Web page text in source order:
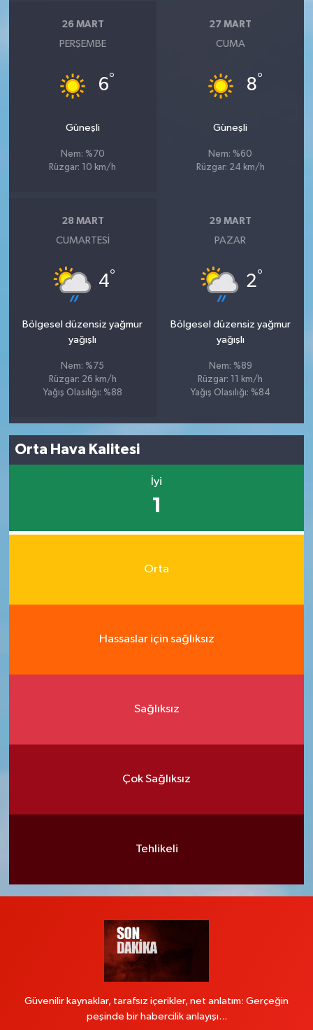
26 MART
PERŞEMBE
6°
Güneşli
Nem: %70
Rüzgar: 10 km/h
27 MART
CUMA
8°
Güneşli
Nem: %60
Rüzgar: 24 km/h
28 MART
CUMARTESI
4°
Bölgesel düzensiz yağmur
yağışlı
Nem: %75
Rüzgar: 26 km/h
Yağış Olasılığı: %88
29 MART
PAZAR
2°
Bölgesel düzensiz yağmur
yağışlı
Nem: %89
Rüzgar: 11 km/h
Yağış Olasılığı: %84
Orta Hava Kalitesi
İyi
1
Orta
Hassaslar için sağlıksız
Sağlıksız
Çok Sağlıksız
Tehlikeli
Güvenilir kaynaklar, tarafsız içerikler, net anlatım: Gerçeğin
peşinde bir habercilik anlayışı...